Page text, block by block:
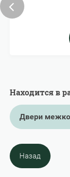
Находится в
Двери
Назад